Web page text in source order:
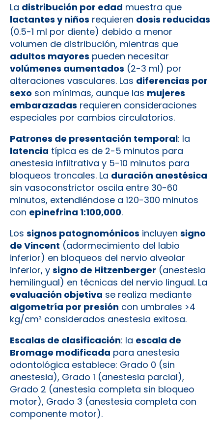
La distribución por edad muestra que
lactantes y niños requieren dosis reducidas
(0.5-1 ml por diente) debido a menor
volumen de distribución, mientras que
adultos mayores pueden necesitar
volúmenes aumentados (2-3 ml) por
alteraciones vasculares. Las diferencias por
sexo son mínimas, aunque las mujeres
embarazadas requieren consideraciones
especiales por cambios circulatorios.
Patrones de presentación temporal: la
latencia típica es de 2-5 minutos para
anestesia infiltrativa y 5-10 minutos para
bloqueos troncales. La duración anestésica
sin vasoconstrictor oscila entre 30-60
minutos, extendiéndose a 120-300 minutos
con epinefrina 1:100,000.
Los signos patognomónicos incluyen signo
de Vincent (adormecimiento del labio
inferior) en bloqueos del nervio alveolar
inferior, y signo de Hitzenberger (anestesia
hemilingual) en técnicas del nervio lingual. La
evaluación objetiva se realiza mediante
algometría por presión con umbrales >4
kg/cm² considerados anestesia exitosa.
Escalas de clasificación: la escala de
Bromage modificada para anestesia
odontológica establece: Grado 0 (sin
anestesia), Grado 1 (anestesia parcial),
Grado 2 (anestesia completa sin bloqueo
motor), Grado 3 (anestesia completa con
componente motor).